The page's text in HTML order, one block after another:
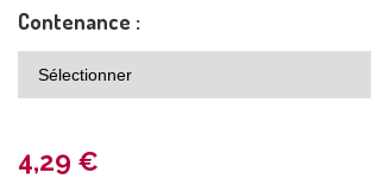
Contenance :
4,29 €